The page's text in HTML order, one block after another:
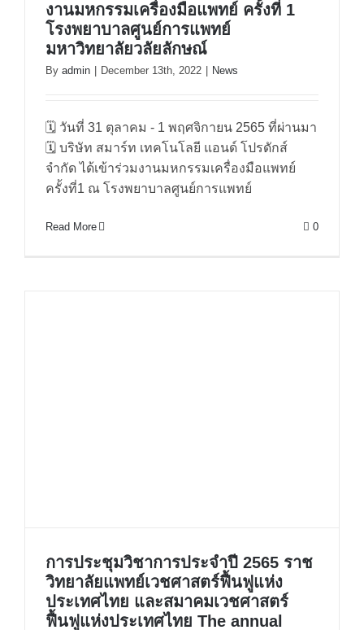
งานมหกรรมเครื่องมือแพทย์ ครั้งที่ 1
มหาวิทยาลัยวลัยลักษณ์
งานมหกรรมเครื่องมือแพทย์ ครั้งที่ 1
โรงพยาบาลศูนย์การแพทย์
มหาวิทยาลัยวลัยลักษณ์
By admin December 13th, 2022 News
🗓 วันที่ 31 ตุลาคม - 1 พฤศจิกายน 2565 ที่ผ่านมา
🗓 บริษัท สมาร์ท เทคโนโลยี แอนด์ โปรดักส์
จำกัด ได้เข้าร่วมงานมหกรรมเครื่องมือแพทย์
ครั้งที่1 ณ โรงพยาบาลศูนย์การแพทย์
Read More 0
การประชุมวิชาการประจำปี 2565
ราชวิทยาลัยแพทย์เวชศาสตร์ฟื้นฟู
การประชุมวิชาการประจำปี 2565 ราช
วิทยาลัยแพทย์เวชศาสตร์ฟื้นฟูแห่ง
ประเทศไทย และสมาคมเวชศาสตร์
ฟื้นฟูแห่งประเทศไทย The annual